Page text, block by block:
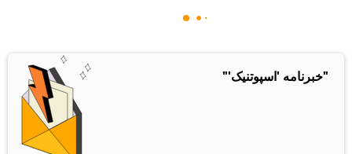
"خبرنامه 'اسپوتنیک'"